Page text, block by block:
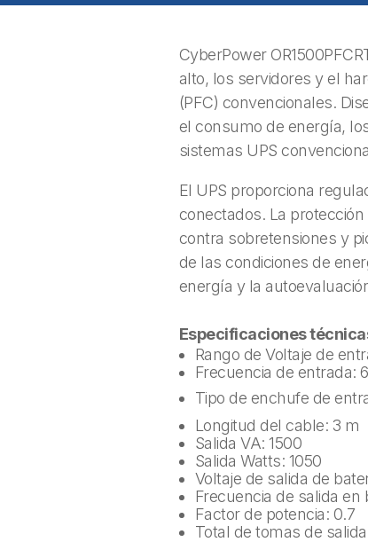
CyberPower
alto, los servidores y el
(PFC) convencionales.
el consumo de energía,
sistemas UPS
El UPS proporciona
conectados. La
contra sobretensiones y
de las condiciones de
energía y la
Especificaciones
Rango de Voltaje de
Frecuencia de entrada:
Tipo de enchufe de
Longitud del cable: 3 m
Salida VA: 1500
Salida Watts: 1050
Voltaje de salida de
Frecuencia de salida en
Factor de potencia: 0.7
Total de tomas de